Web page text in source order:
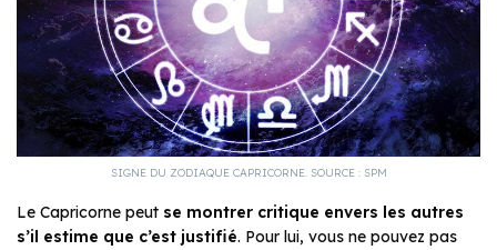
SIGNE DU ZODIAQUE CAPRICORNE. SOURCE : SPM
Le Capricorne peut se montrer critique envers les autres
s’il estime que c’est justifié. Pour lui, vous ne pouvez pas